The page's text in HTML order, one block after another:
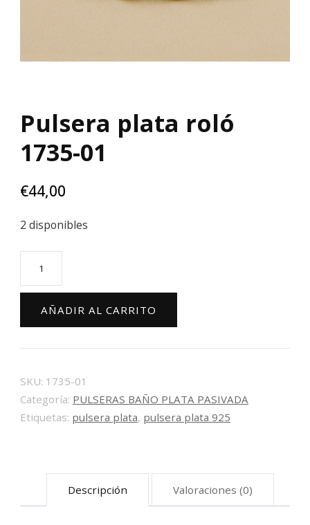
Pulsera plata roló
1735-01
€44,00
2 disponibles
AÑADIR AL CARRITO
SKU: 1735-01
Categoría: PULSERAS BAÑO PLATA PASIVADA
Etiquetas: pulsera plata, pulsera plata 925
Descripción Valoraciones (0)